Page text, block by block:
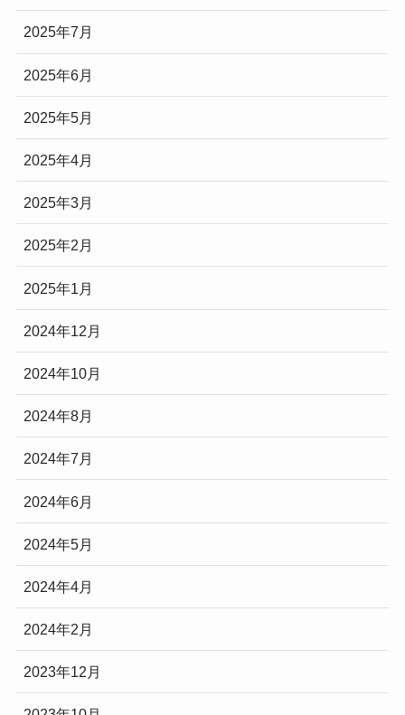
2025年7月
2025年6月
2025年5月
2025年4月
2025年3月
2025年2月
2025年1月
2024年12月
2024年10月
2024年8月
2024年7月
2024年6月
2024年5月
2024年4月
2024年2月
2023年12月